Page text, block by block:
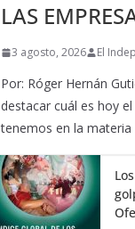
LAS
3 agosto, 2026 El
Por: Róger Hernán
destacar cuál es hoy
tenemos en la